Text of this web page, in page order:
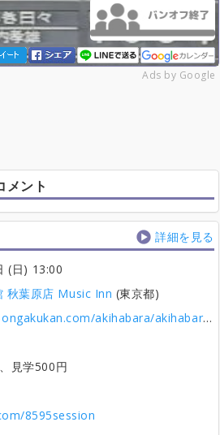
Ads by Google
メント
詳細を見る
(日) 13:00
秋葉原店 Music Inn (東京都)
http://www.st-ongakukan.com/akihabara/akihabara.html
見学500円
8595session